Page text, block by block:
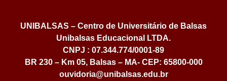
UNIBALSAS – Centro de Universitário de Balsas
Unibalsas Educacional LTDA.
CNPJ : 07.344.774/0001-89
BR 230 – Km 05, Balsas – MA- CEP: 65800-000
ouvidoria@unibalsas.edu.br